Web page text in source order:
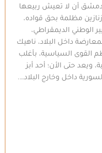
أن لا تعيش ربيعها
مظلمة بحق قواده،
الوطني الديمقراطي،
داخل البلاد، ناهيك
القوى السياسية، بأغلب
ويعد حتى الأن؛ أحد أبز
داخل وخارج البلاد….